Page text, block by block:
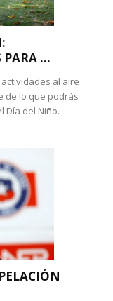
...
al aire
de lo que podrás
Día del Niño.